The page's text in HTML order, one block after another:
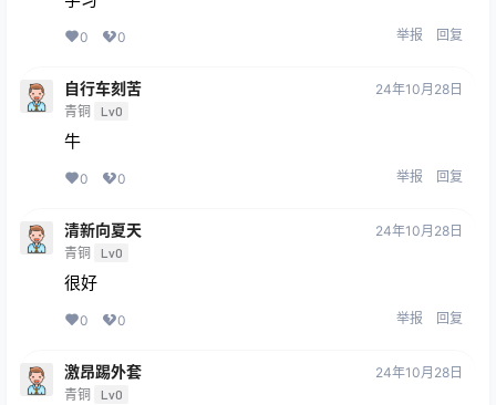
0 0 举报 回复
自行车刻苦
青铜 Lv0
24年10月28日
牛
0 0 举报 回复
清新向夏天
青铜 Lv0
24年10月28日
很好
0 0 举报 回复
激昂踢外套
青铜 Lv0
24年10月28日